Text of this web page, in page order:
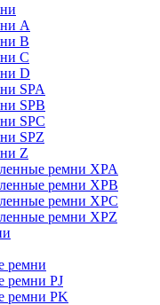
A
B
C
D
SPA
SPB
SPC
SPZ
Z
ремни XPA
ремни XPB
ремни XPC
ремни XPZ
ремни
ремни PJ
ремни PK